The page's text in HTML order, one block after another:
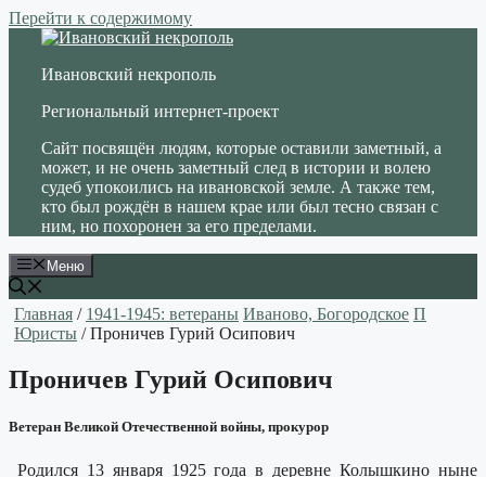
Перейти к содержимому
Ивановский некрополь
Региональный интернет-проект
Сайт посвящён людям, которые оставили заметный, а
может, и не очень заметный след в истории и волею
судеб упокоились на ивановской земле. А также тем,
кто был рождён в нашем крае или был тесно связан с
ним, но похоронен за его пределами.
Меню
Главная / 1941-1945: ветераны Иваново, Богородское П
Юристы / Проничев Гурий Осипович
Проничев Гурий Осипович
Ветеран Великой Отечественной войны, прокурор
Родился 13 января 1925 года в деревне Колышкино ныне